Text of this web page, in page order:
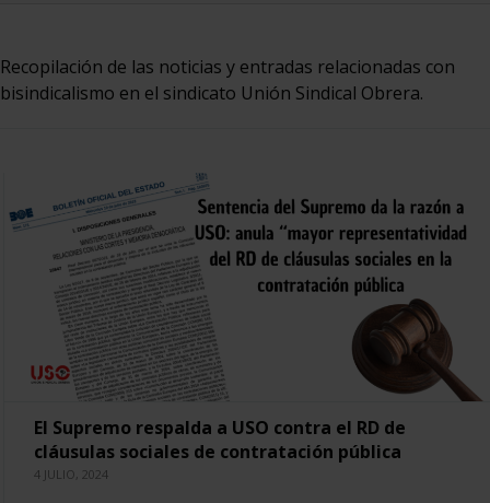
Recopilación de las noticias y entradas relacionadas con
bisindicalismo en el sindicato Unión Sindical Obrera.
El Supremo respalda a USO contra el RD de
cláusulas sociales de contratación pública
4 JULIO, 2024